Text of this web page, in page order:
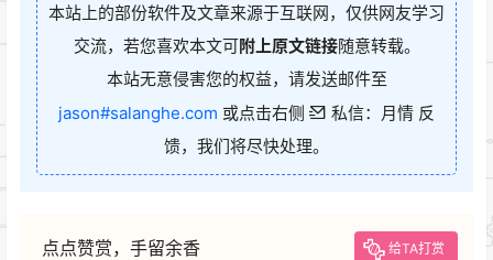
本站上的部份软件及文章来源于互联网，仅供网友学习
交流，若您喜欢本文可附上原文链接随意转载。
本站无意侵害您的权益，请发送邮件至
jason#salanghe.com 或点击右侧
私信：月情 反
馈，我们将尽快处理。
点点赞赏，手留余香 给TA打赏